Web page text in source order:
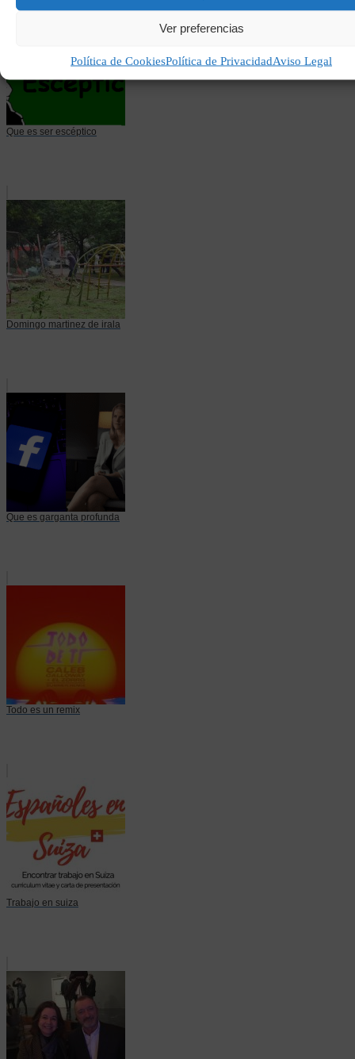
Ver preferencias
Política de CookiesPolítica de PrivacidadAviso Legal
Que es ser escéptico
Domingo martinez de irala
Que es garganta profunda
Todo es un remix
Trabajo en suiza